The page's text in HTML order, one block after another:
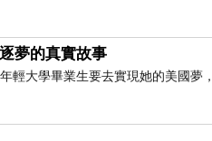
夢的真實故事
輕大學畢業生要去實現她的美國